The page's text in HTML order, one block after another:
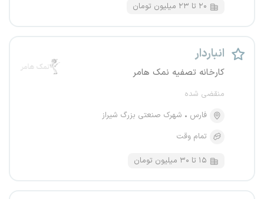
۲۰ تا ۲۳ میلیون تومان
انباردار
کارخانه تصفیه نمک هامر
منقضی شده
فارس
شهرک صنعتی بزرگ شیراز
تمام وقت
۱۵ تا ۳۰ میلیون تومان